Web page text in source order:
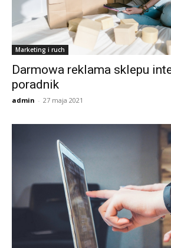
Marketing i ruch
Darmowa reklama sklepu
poradnik
admin - 27 maja 2021